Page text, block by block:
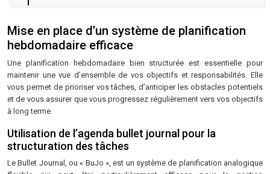
Mise en place d’un système de planification
hebdomadaire efficace
Une planification hebdomadaire bien structurée est essentielle pour
maintenir une vue d’ensemble de vos objectifs et responsabilités. Elle
vous permet de prioriser vos tâches, d’anticiper les obstacles potentiels
et de vous assurer que vous progressez régulièrement vers vos objectifs
à long terme.
Utilisation de l’agenda bullet journal pour la
structuration des tâches
Le Bullet Journal, ou « BuJo », est un système de planification analogique